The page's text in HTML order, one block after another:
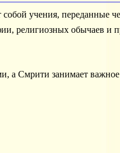
учения, переданные
религиозных обычаев и
а Смрити занимает важное